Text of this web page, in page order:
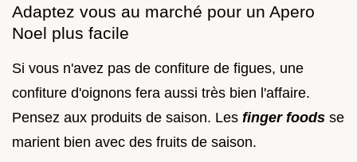
Adaptez vous au marché pour un Apero
Noel plus facile
Si vous n'avez pas de confiture de figues, une
confiture d'oignons fera aussi très bien l'affaire.
Pensez aux produits de saison. Les finger foods se
marient bien avec des fruits de saison.